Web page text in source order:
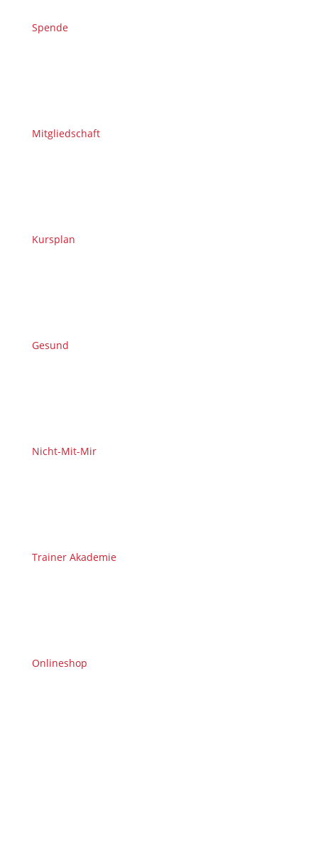
Spende
Mitgliedschaft
Kursplan
Gesund
Nicht-Mit-Mir
Trainer Akademie
Onlineshop